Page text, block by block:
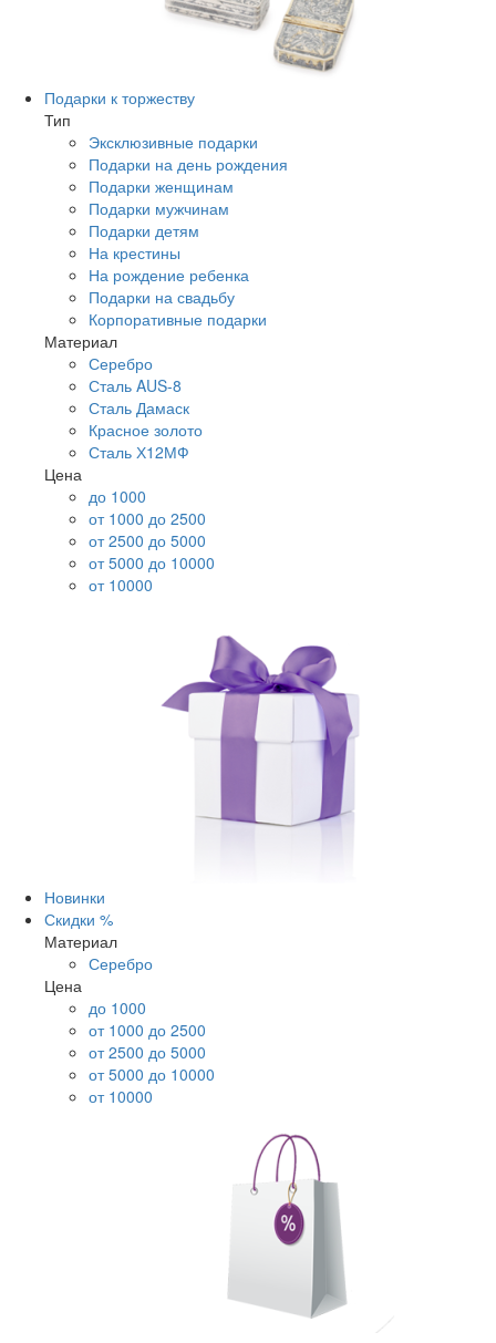
Подарки к торжеству
Тип
Эксклюзивные подарки
Подарки на день рождения
Подарки женщинам
Подарки мужчинам
Подарки детям
На крестины
На рождение ребенка
Подарки на свадьбу
Корпоративные подарки
Материал
Серебро
Сталь AUS-8
Сталь Дамаск
Красное золото
Сталь Х12МФ
Цена
до 1000
от 1000 до 2500
от 2500 до 5000
от 5000 до 10000
от 10000
Новинки
Скидки %
Материал
Серебро
Цена
до 1000
от 1000 до 2500
от 2500 до 5000
от 5000 до 10000
от 10000